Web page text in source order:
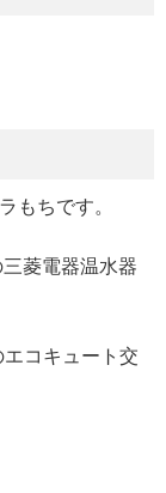
もちです。
菱電器温水器
コキュート交